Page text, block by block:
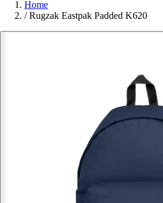
Home
/ Rugzak Eastpak Padded K620